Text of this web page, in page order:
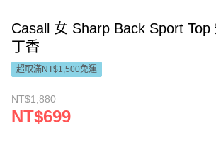
Casall 女 Sharp Back Sport Top
丁香
超取滿NT$1,500免運
NT$1,880
NT$699